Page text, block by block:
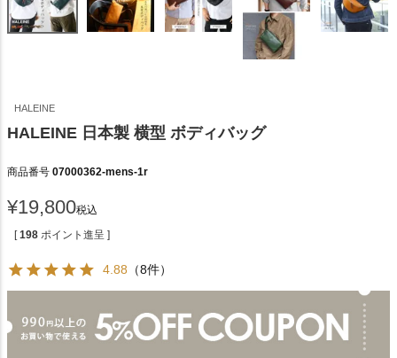
HALEINE
HALEINE 日本製 横型 ボディバッグ
商品番号 07000362-mens-1r
¥19,800税込
[ 198 ポイント進呈 ]
4.88 （8件）